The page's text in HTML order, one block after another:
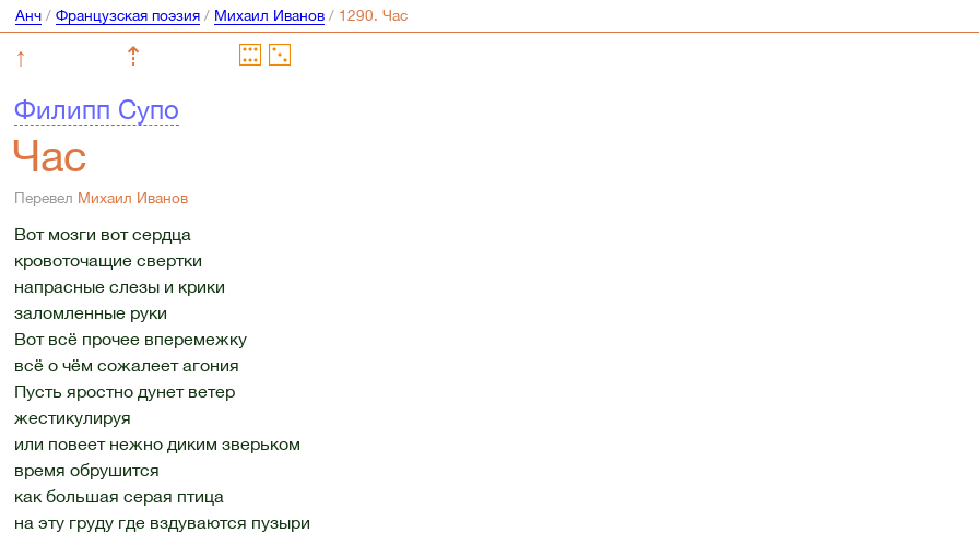
Анч/ Французская поэзия/ Михаил Иванов/
↑
⇡
Филипп Супо
Час
Перевел Михаил Иванов
Вот мозги вот сердца
кровоточащие свертки
напрасные слезы и крики
заломленные руки
Вот всё прочее вперемежку
всё о чём сожалеет агония
Пусть яростно дунет ветер
жестикулируя
или повеет нежно диким зверьком
время обрушится
как большая серая птица
на эту груду где вздуваются пузыри